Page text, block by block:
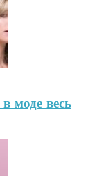
моде весь